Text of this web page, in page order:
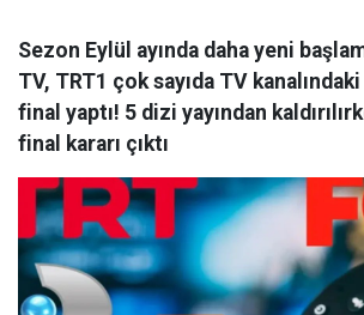
Sezon Eylül ayında daha yeni
TV, TRT1 çok sayıda TV
final yaptı! 5 dizi yayından
final kararı çıktı